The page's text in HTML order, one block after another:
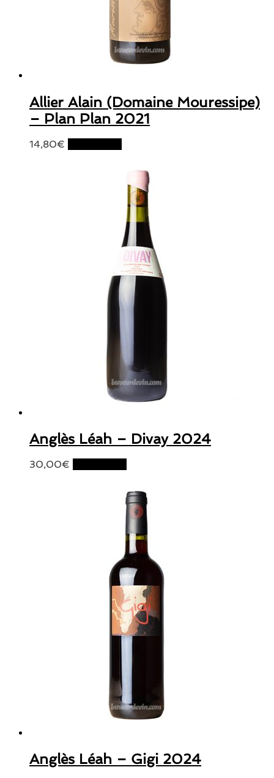
Allier Alain (Domaine Mouressipe)
– Plan Plan 2021
14,80€
Anglès Léah – Divay 2024
30,00€
Anglès Léah – Gigi 2024